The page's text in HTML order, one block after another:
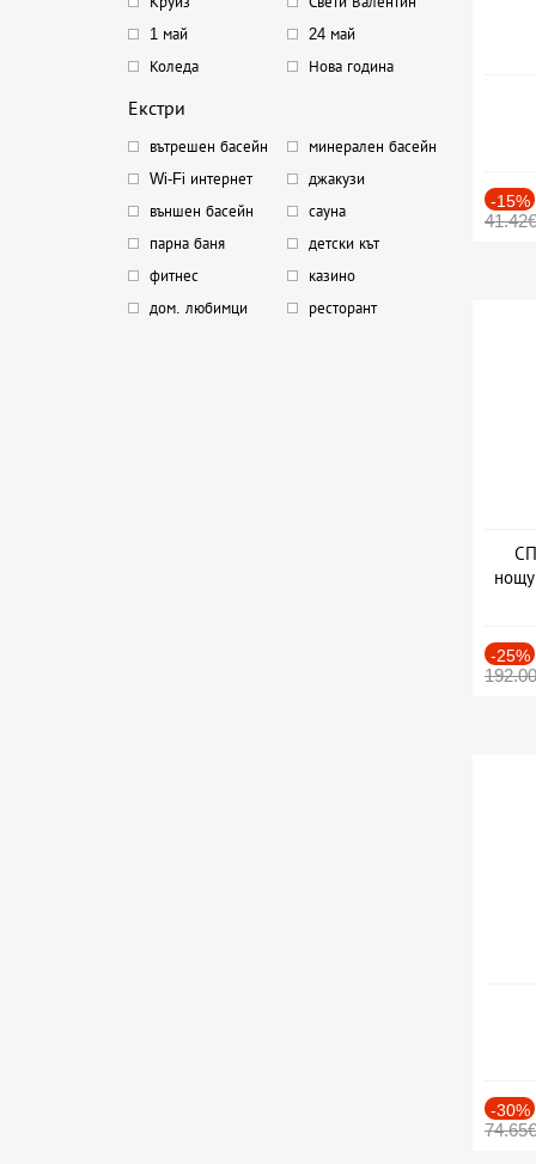
1 май
24 май
Коледа
Нова година
Екстри
вътрешен басейн
минерален басейн
Wi-Fi интернет
джакузи
външен басейн
сауна
парна баня
детски кът
фитнес
казино
дом. любимци
ресторант
-15%
41.42€
-25%
-30%
74.65€